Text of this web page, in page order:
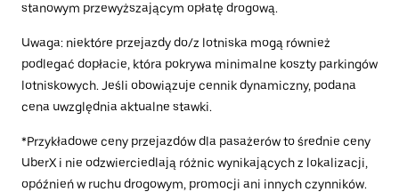
stanowym przewyższającym opłatę drogową.
Uwaga: niektóre przejazdy do/z lotniska mogą również
podlegać dopłacie, która pokrywa minimalne koszty parkingów
lotniskowych. Jeśli obowiązuje cennik dynamiczny, podana
cena uwzględnia aktualne stawki.
*Przykładowe ceny przejazdów dla pasażerów to średnie ceny
UberX i nie odzwierciedlają różnic wynikających z lokalizacji,
opóźnień w ruchu drogowym, promocji ani innych czynników.